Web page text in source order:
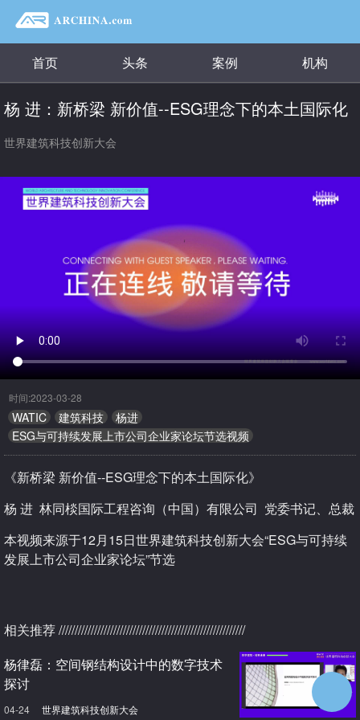
首页 头条 案例 机构
杨 进：新桥梁 新价值--ESG理念下的本土国际化
世界建筑科技创新大会
时间:2023-03-28
WATIC 建筑科技
杨进
ESG与可持续发展上市公司企业家论坛节选视频
《新桥梁 新价值--ESG理念下的本土国际化》
杨 进 林同棪国际工程咨询（中国）有限公司 党委书记、总裁
本视频来源于12月15日世界建筑科技创新大会“ESG与可持续
发展上市公司企业家论坛”节选
相关推荐//////////////////////////////////////////////////////////
杨律磊：空间钢结构设计中的数字技术
探讨
04-24 世界建筑科技创新大会